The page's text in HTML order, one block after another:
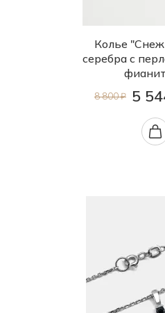
Колье
серебра с
8 800 ₽ 5